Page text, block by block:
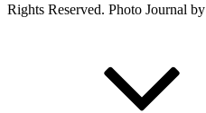
Rights Reserved. Photo Journal by